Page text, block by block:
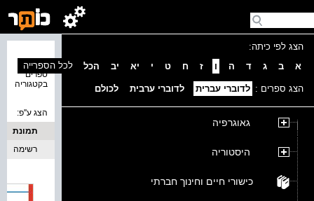
הצג לפי כיתה:
א
ב ג ד ה ו ז ח ט י יא יב הכל
הצג ספרים : לדוברי עברית לדוברי ערבית לכולם
גאוגרפיה
היסטוריה
כישורי חיים וחינוך חברתי
ספרים
בקטגוריה
לכל הספרייה
הצג ע''פ:
תמונת
כריכה
רשימה